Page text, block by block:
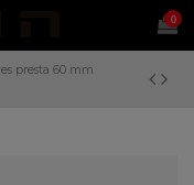
0
presta 60 mm